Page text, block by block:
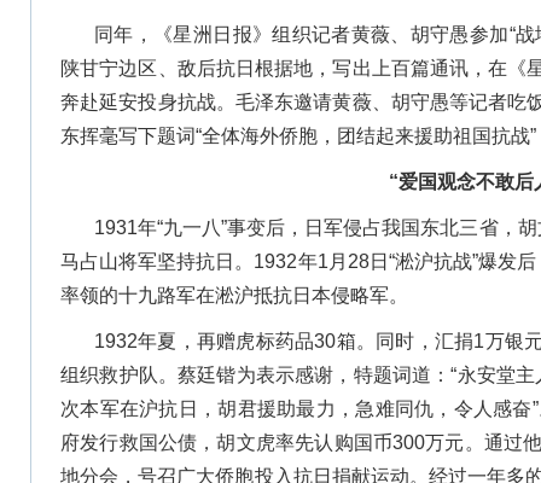
同年，《星洲日报》组织记者黄薇、胡守愚参加“
陕甘宁边区、敌后抗日根据地，写出上百篇通讯，在《
奔赴延安投身抗战。毛泽东邀请黄薇、胡守愚等记者吃
东挥毫写下题词“全体海外侨胞，团结起来援助祖国抗战
“爱国观念不敢后
1931年“九一八”事变后，日军侵占我国东北三省，
马占山将军坚持抗日。1932年1月28日“淞沪抗战”爆发
率领的十九路军在淞沪抵抗日本侵略军。
1932年夏，再赠虎标药品30箱。同时，汇捐1万银
组织救护队。蔡廷锴为表示感谢，特题词道：“永安堂
次本军在沪抗日，胡君援助最力，急难同仇，令人感
府发行救国公债，胡文虎率先认购国币300万元。通过
地分会，号召广大侨胞投入抗日捐献运动。经过一年多